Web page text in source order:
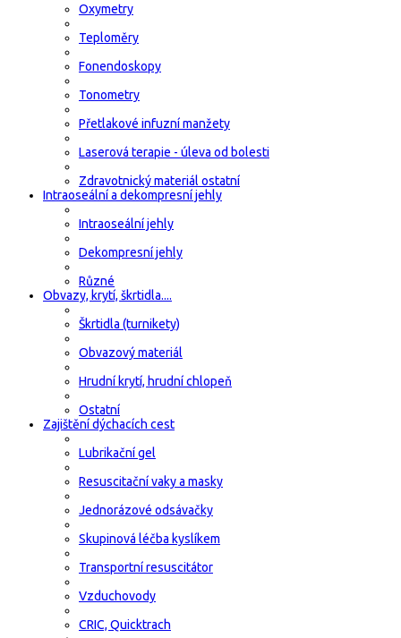
Oxymetry
Teploměry
Fonendoskopy
Tonometry
Přetlakové infuzní manžety
Laserová terapie - úleva od bolesti
Zdravotnický materiál ostatní
Intraoseální a dekompresní jehly
Intraoseální jehly
Dekompresní jehly
Různé
Obvazy, krytí, škrtidla....
Škrtidla (turnikety)
Obvazový materiál
Hrudní krytí, hrudní chlopeň
Ostatní
Zajištění dýchacích cest
Lubrikační gel
Resuscitační vaky a masky
Jednorázové odsávačky
Skupinová léčba kyslíkem
Transportní resuscitátor
Vzduchovody
CRIC, Quicktrach